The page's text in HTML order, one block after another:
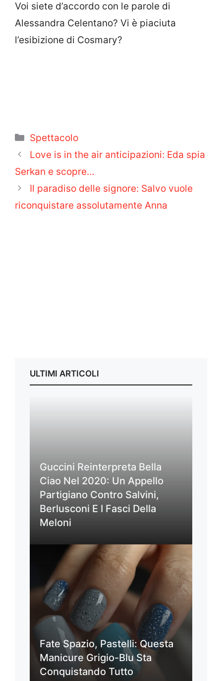
Voi siete d’accordo con le parole di
Alessandra Celentano? Vi è piaciuta
l’esibizione di Cosmary?
Categorie
Spettacolo
Love is in the air anticipazioni: Eda spia
Serkan e scopre…
Il paradiso delle signore: Salvo vuole
riconquistare assolutamente Anna
ULTIMI ARTICOLI
Guccini Reinterpreta Bella
Ciao Nel 2020: Un Appello
Partigiano Contro Salvini,
Berlusconi E I Fasci Della
Meloni
Fate Spazio, Pastelli: Questa
Manicure Grigio-Blu Sta
Conquistando Tutto